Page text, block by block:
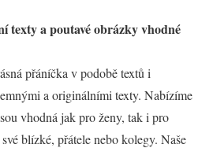
texty a poutavé obrázky vhodné
přáníčka v podobě textů i
a originálními texty. Nabízíme
vhodná jak pro ženy, tak i pro
blízké, přátele nebo kolegy. Naše